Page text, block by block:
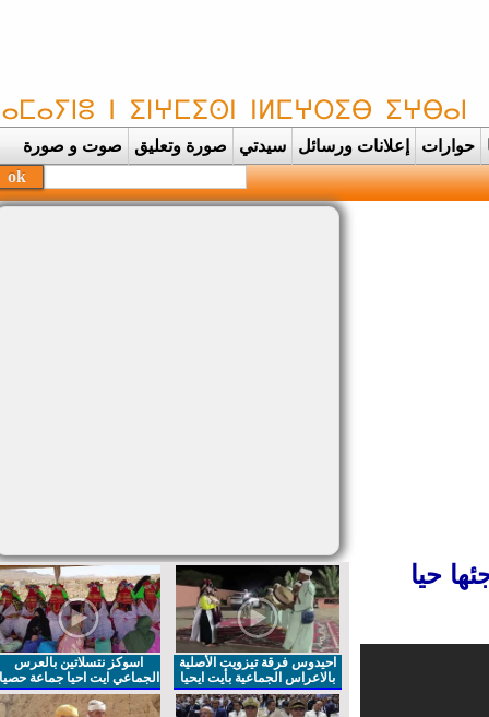
حوارات إعلانات ورسائل سيدتي صورة وتعليق صوت و صورة
حيا
احيدوس فرقة تيزويت الأصلية
بالاعراس الجماعية بأيت ايحيا
اسوكز نتسلاتين بالعرس
الجماعي ايت احيا جماعة حصيا